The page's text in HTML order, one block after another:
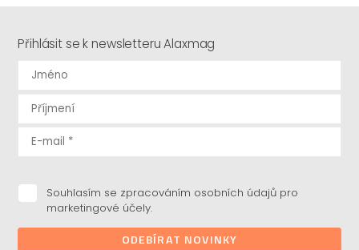
Přihlásit se k newsletteru Alaxmag
Souhlasím se zpracováním osobních údajů pro
marketingové účely.
ODEBÍRAT NOVINKY